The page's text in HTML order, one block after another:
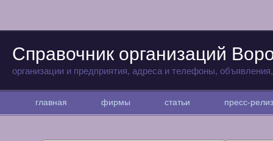
Справочник организаций
организации и предприятия, адреса и телефоны,
главная фирмы статьи пресс-